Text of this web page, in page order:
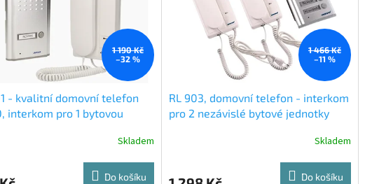
1 190 Kč
–32 %
- kvalitní domovní telefon
interkom pro 1 bytovou
Skladem
Do košíku
1 466 Kč
–11 %
RL 903, domovní telefon - interkom
pro 2 nezávislé bytové jednotky
Skladem
Do košíku